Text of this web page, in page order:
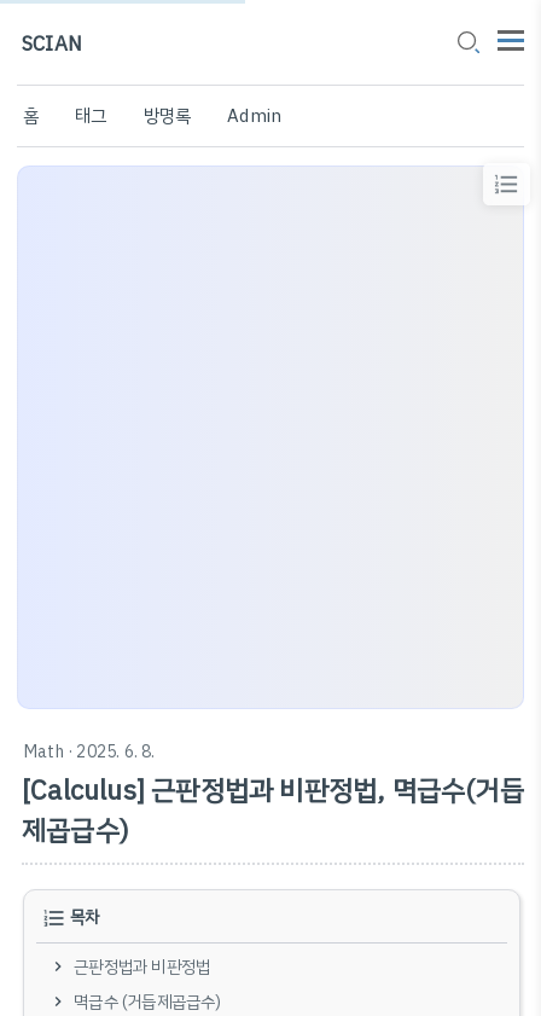
SCIAN
홈 태그 방명록 Admin
Math · 2025. 6. 8.
[Calculus] 근판정법과 비판정법, 멱급수(거듭
제곱급수)
목차
근판정법과 비판정법
멱급수 (거듭제곱급수)